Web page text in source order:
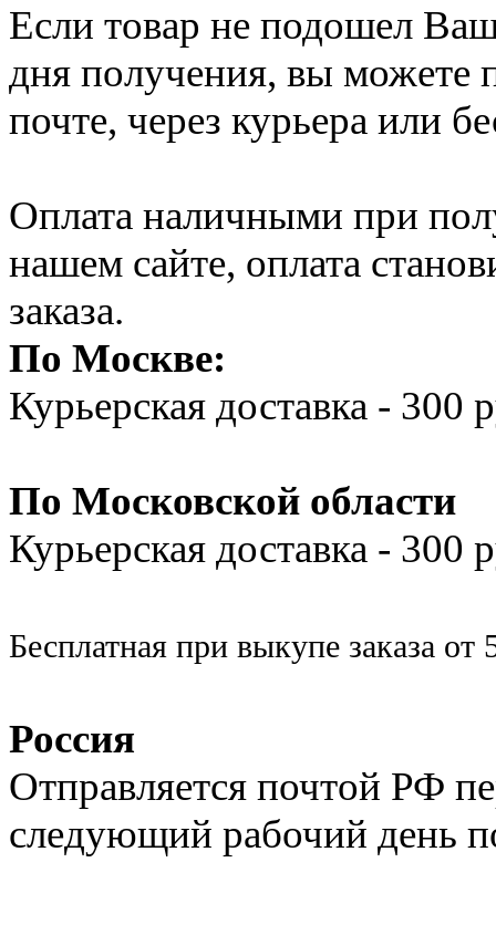
Если товар не подошел
дня получения, вы можете
почте, через курьера или
Оплата наличными при
нашем сайте, оплата
заказа.
По Москве:
Курьерская доставка - 300
По Московской области
Курьерская доставка -
Бесплатная при выкупе заказа от
Россия
Отправляется почтой РФ
следующий рабочий день